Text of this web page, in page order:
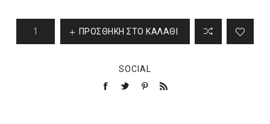
ΠΡΟΣΘΉΚΗ ΣΤΟ ΚΑΛΆΘΙ
SOCIAL